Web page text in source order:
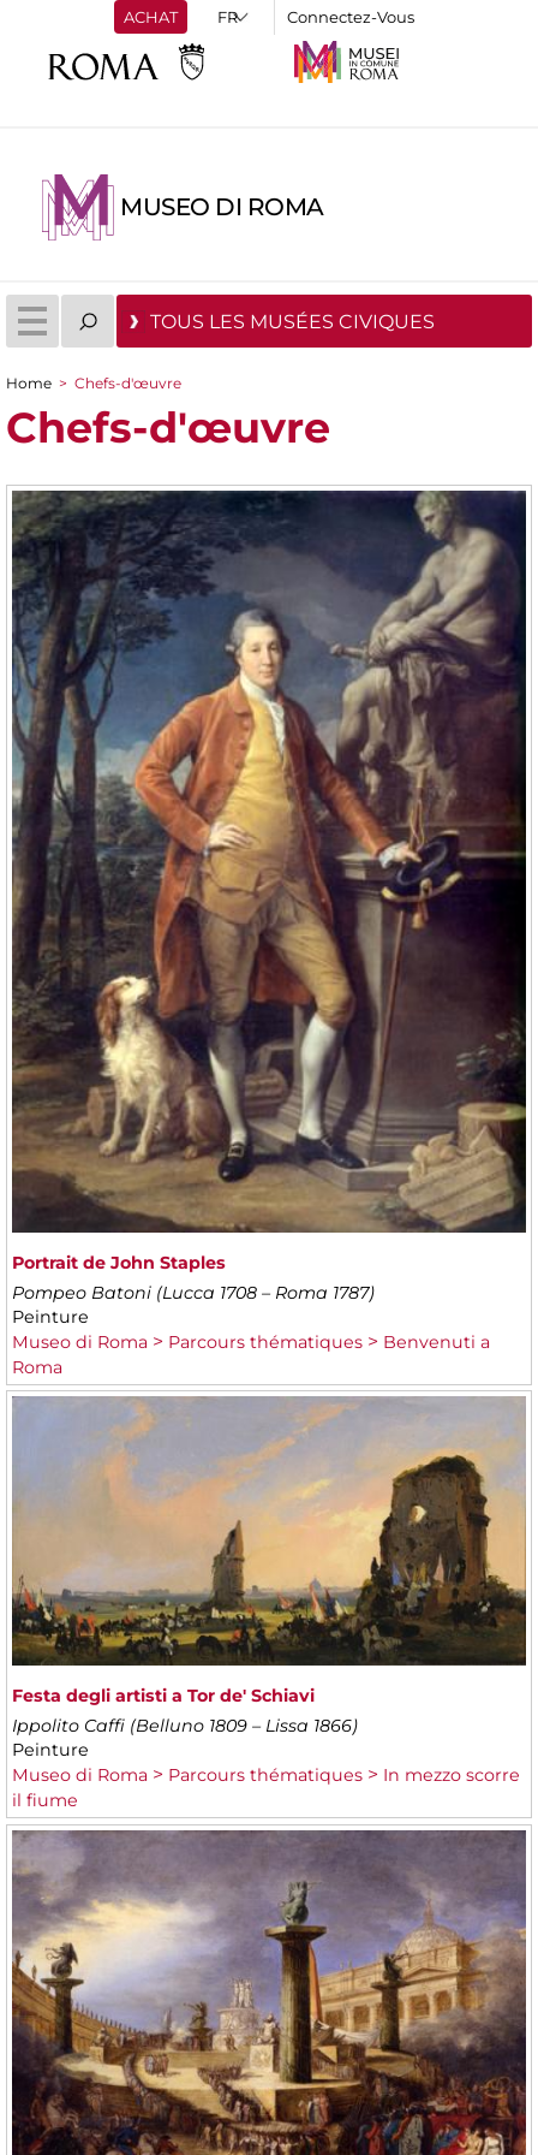
ACHAT Connectez-Vous
MUSEO DI ROMA
TOUS LES MUSÉES CIVIQUES
You are here
Home > Chefs-d'œuvre
Chefs-d'œuvre
Portrait de John Staples
Pompeo Batoni (Lucca 1708 – Roma 1787)
Peinture
Museo di Roma
Parcours thématiques
Benvenuti a
Roma
​Festa degli artisti a Tor de' Schiavi
Ippolito Caffi (Belluno 1809 – Lissa 1866)
Peinture
Museo di Roma
Parcours thématiques
In mezzo scorre
il fiume